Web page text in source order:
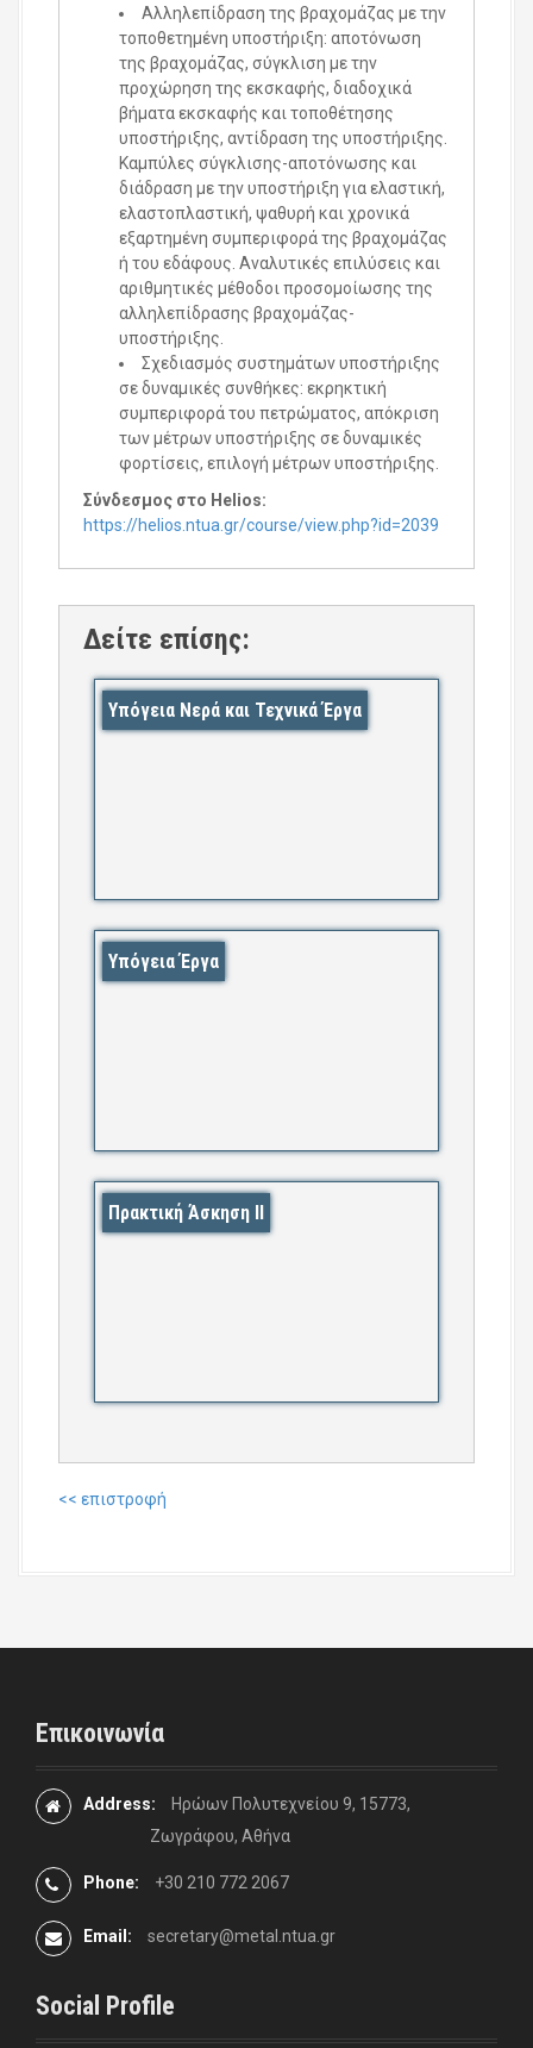
Αλληλεπίδραση της βραχομάζας με την
τοποθετημένη υποστήριξη: αποτόνωση
της βραχομάζας, σύγκλιση με την
προχώρηση της εκσκαφής, διαδοχικά
βήματα εκσκαφής και τοποθέτησης
υποστήριξης, αντίδραση της υποστήριξης.
Καμπύλες σύγκλισης-αποτόνωσης και
διάδραση με την υποστήριξη για ελαστική,
ελαστοπλαστική, ψαθυρή και χρονικά
εξαρτημένη συμπεριφορά της βραχομάζας
ή του εδάφους. Αναλυτικές επιλύσεις και
αριθμητικές μέθοδοι προσομοίωσης της
αλληλεπίδρασης βραχομάζας-
υποστήριξης.
Σχεδιασμός συστημάτων υποστήριξης
σε δυναμικές συνθήκες: εκρηκτική
συμπεριφορά του πετρώματος, απόκριση
των μέτρων υποστήριξης σε δυναμικές
φορτίσεις, επιλογή μέτρων υποστήριξης.
Σύνδεσμος στο Helios:
https://helios.ntua.gr/course/view.php?id=2039
Δείτε επίσης:
Υπόγεια Νερά και Τεχνικά Έργα
Υπόγεια Έργα
Πρακτική Άσκηση ΙΙ
<< επιστροφή
Επικοινωνία
Address:
Ηρώων Πολυτεχνείου 9, 15773,
Ζωγράφου, Αθήνα
Phone: +30 210 772 2067
Email: secretary@metal.ntua.gr
Social Profile